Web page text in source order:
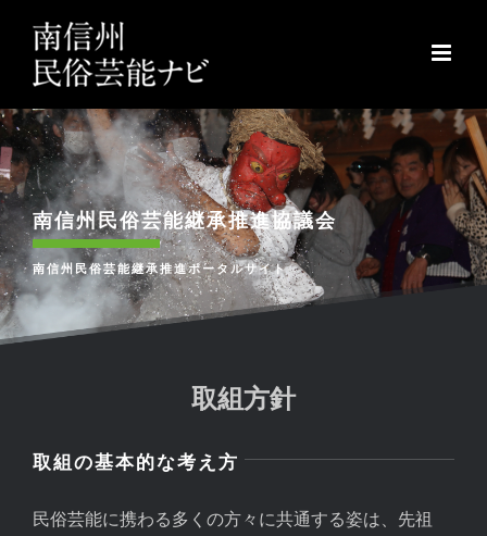
content
南信州民俗芸能継承推進協議会
南信州民俗芸能継承推進ポータルサイト
取組方針
取組の基本的な考え方
民俗芸能に携わる多くの方々に共通する姿は、先祖